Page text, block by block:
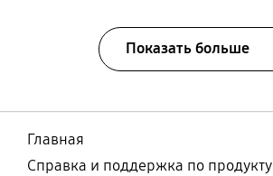
Показать больше
Главная
Справка и поддержка по продукту